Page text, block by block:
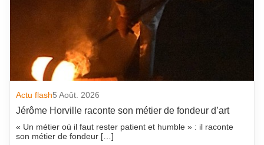
Actu flash5 Août. 2026
Jérôme Horville raconte son métier de fondeur d’art
« Un métier où il faut rester patient et humble » : il raconte
son métier de fondeur […]